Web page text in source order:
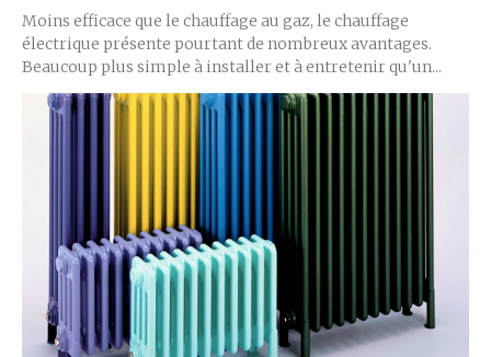
Moins efficace que le chauffage au gaz, le chauffage
électrique présente pourtant de nombreux avantages.
Beaucoup plus simple à installer et à entretenir qu'un...